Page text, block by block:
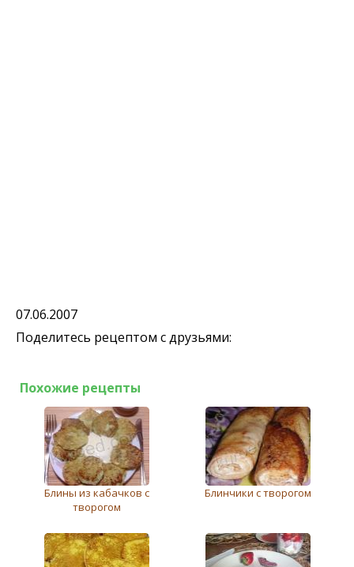
07.06.2007
Поделитесь рецептом с друзьями:
Похожие рецепты
Блины из кабачков с
творогом
Блинчики с творогом